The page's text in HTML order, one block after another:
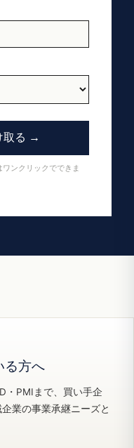
取る →
ンクリックでできま
る方へ
・PMIまで、買い手企
業の事業承継ニーズと